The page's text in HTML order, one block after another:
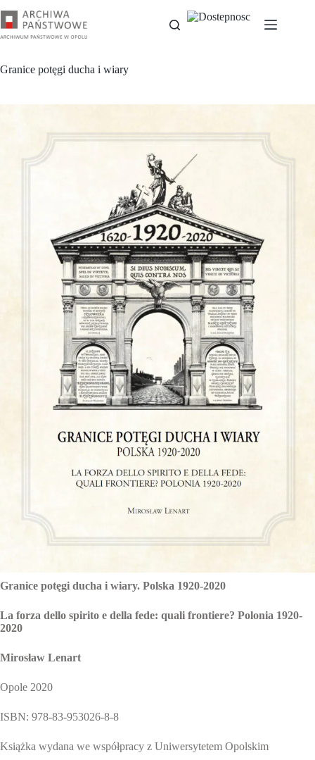
do
treści
Granice potęgi ducha i wiary
Granice potęgi ducha i wiary. Polska 1920-2020
La forza dello spirito e della fede: quali frontiere? Polonia 1920-
2020
Mirosław Lenart
Opole 2020
ISBN: 978-83-953026-8-8
Książka wydana we współpracy z Uniwersytetem Opolskim